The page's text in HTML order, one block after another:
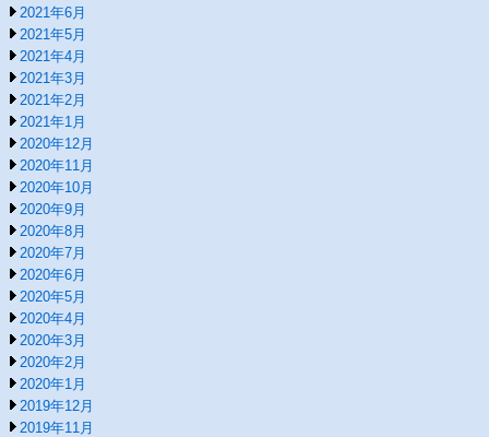
2021年6月
2021年5月
2021年4月
2021年3月
2021年2月
2021年1月
2020年12月
2020年11月
2020年10月
2020年9月
2020年8月
2020年7月
2020年6月
2020年5月
2020年4月
2020年3月
2020年2月
2020年1月
2019年12月
2019年11月